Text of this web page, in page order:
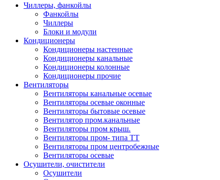
Чиллеры, фанкойлы
Фанкойлы
Чиллеры
Блоки и модули
Кондиционеры
Кондиционеры настенные
Кондиционеры канальные
Кондиционеры колонные
Кондиционеры прочие
Вентиляторы
Вентиляторы канальные осевые
Вентиляторы осевые оконные
Вентиляторы бытовые осевые
Вентилятор пром.канальные
Вентиляторы пром крыш.
Вентиляторы пром- типа ТТ
Вентиляторы пром центробежные
Вентиляторы осевые
Осушители, очистители
Осушители